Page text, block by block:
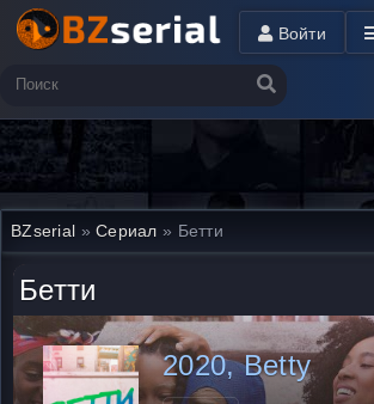
Войти
BZserial »Сериал » Бетти
Бетти
2020, Betty